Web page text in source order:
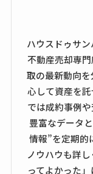
ハウスドゥサ
不動産売却専
取の最新動向
心して資産を
では成約事例や
豊富なデータ
情報”を定期的
ノウハウも詳
ってよかった